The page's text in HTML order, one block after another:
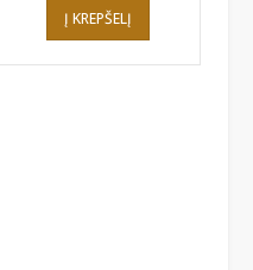
Į KREPŠELĮ